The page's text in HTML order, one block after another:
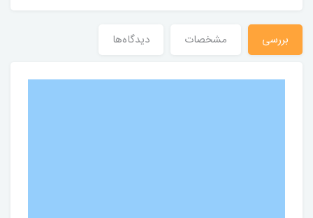
بررسی مشخصات دیدگاه‌ها